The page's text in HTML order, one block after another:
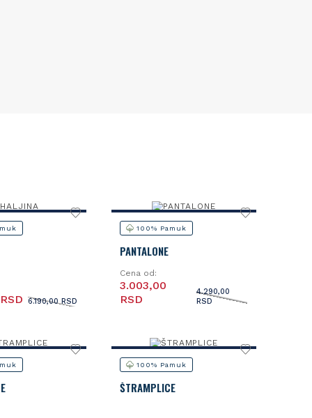
6.190,00 RSD
100% Pamuk
PANTALONE
Cena od:
4.290,00
RSD
3.003,00
RSD
100% Pamuk
ŠTRAMPLICE